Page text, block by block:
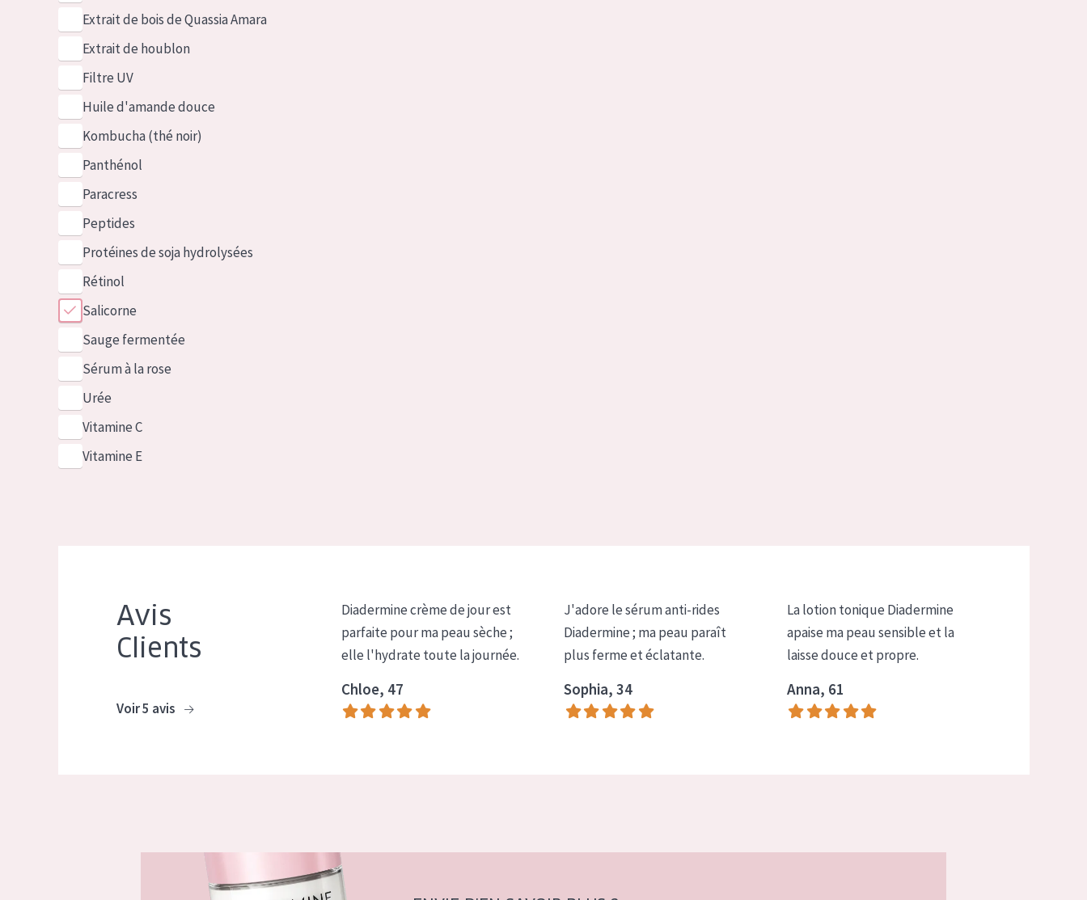
Extrait de bois de Quassia Amara
Extrait de houblon
Filtre UV
Huile d'amande douce
Kombucha (thé noir)
Panthénol
Paracress
Peptides
Protéines de soja hydrolysées
Rétinol
Salicorne
Sauge fermentée
Sérum à la rose
Urée
Vitamine C
Vitamine E
Avis
Clients
Voir 5 avis
Diadermine crème de jour est
parfaite pour ma peau sèche ;
elle l'hydrate toute la journée.
Chloe, 47
J'adore le sérum anti-rides
Diadermine ; ma peau paraît
plus ferme et éclatante.
Sophia, 34
La lotion tonique Diadermine
apaise ma peau sensible et la
laisse douce et propre.
Anna, 61